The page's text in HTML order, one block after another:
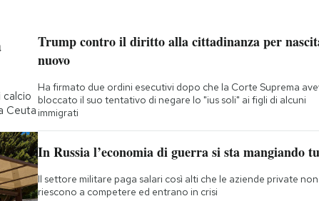
calcio
Ceuta
Trump contro il diritto alla cittadinanza per
nuovo
Ha firmato due ordini esecutivi dopo che la Corte Suprema
bloccato il suo tentativo di negare lo "ius soli" ai figli di alcuni
immigrati
In Russia l’economia di guerra si sta mangiando
Il settore militare paga salari così alti che le aziende private non
riescono a competere ed entrano in crisi